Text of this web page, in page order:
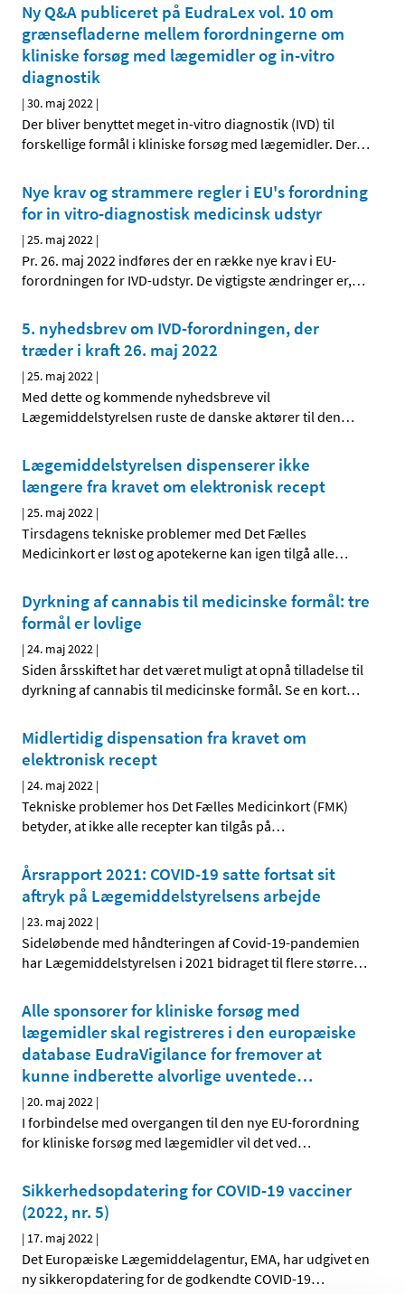
Ny Q&A publiceret på EudraLex vol. 10 om
grænsefladerne mellem forordningerne om
kliniske forsøg med lægemidler og in-vitro
diagnostik
|30. maj 2022 |
Der bliver benyttet meget in-vitro diagnostik (IVD) til
forskellige formål i kliniske forsøg med lægemidler. Der…
Nye krav og strammere regler i EU's forordning
for in vitro-diagnostisk medicinsk udstyr
|25. maj 2022 |
Pr. 26. maj 2022 indføres der en række nye krav i EU-
forordningen for IVD-udstyr. De vigtigste ændringer er,…
5. nyhedsbrev om IVD-forordningen, der
træder i kraft 26. maj 2022
|25. maj 2022 |
Med dette og kommende nyhedsbreve vil
Lægemiddelstyrelsen ruste de danske aktører til den…
Lægemiddelstyrelsen dispenserer ikke
længere fra kravet om elektronisk recept
|25. maj 2022 |
Tirsdagens tekniske problemer med Det Fælles
Medicinkort er løst og apotekerne kan igen tilgå alle…
Dyrkning af cannabis til medicinske formål: tre
formål er lovlige
|24. maj 2022 |
Siden årsskiftet har det været muligt at opnå tilladelse til
dyrkning af cannabis til medicinske formål. Se en kort…
Midlertidig dispensation fra kravet om
elektronisk recept
|24. maj 2022 |
Tekniske problemer hos Det Fælles Medicinkort (FMK)
betyder, at ikke alle recepter kan tilgås på…
Årsrapport 2021: COVID-19 satte fortsat sit
aftryk på Lægemiddelstyrelsens arbejde
|23. maj 2022 |
Sideløbende med håndteringen af Covid-19-pandemien
har Lægemiddelstyrelsen i 2021 bidraget til flere større…
Alle sponsorer for kliniske forsøg med
lægemidler skal registreres i den europæiske
database EudraVigilance for fremover at
kunne indberette alvorlige uventede…
|20. maj 2022 |
I forbindelse med overgangen til den nye EU-forordning
for kliniske forsøg med lægemidler vil det ved…
Sikkerhedsopdatering for COVID-19 vacciner
(2022, nr. 5)
| 17. maj 2022 |
Det Europæiske Lægemiddelagentur, EMA, har udgivet en
ny sikkeropdatering for de godkendte COVID-19…